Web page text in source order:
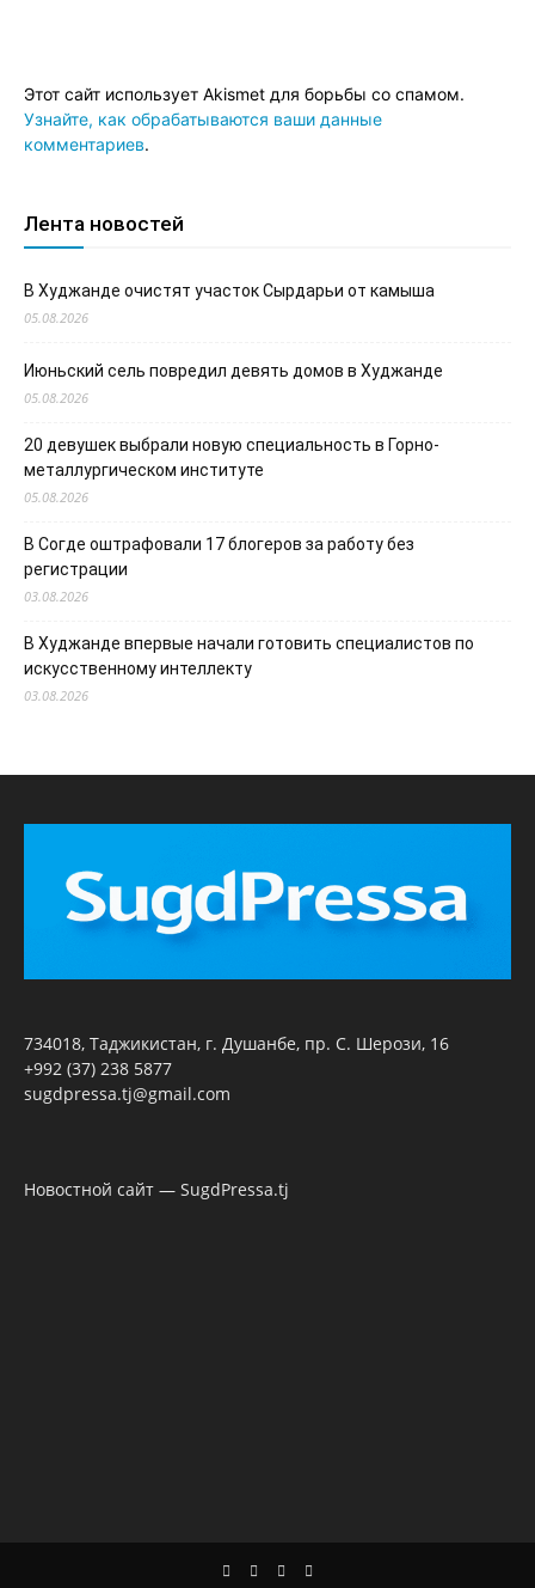
Этот сайт использует Akismet для борьбы со спамом.
Узнайте, как обрабатываются ваши данные
комментариев.
Лента новостей
В Худжанде очистят участок Сырдарьи от камыша
05.08.2026
Июньский сель повредил девять домов в Худжанде
05.08.2026
20 девушек выбрали новую специальность в Горно-
металлургическом институте
05.08.2026
В Согде оштрафовали 17 блогеров за работу без
регистрации
03.08.2026
В Худжанде впервые начали готовить специалистов по
искусственному интеллекту
03.08.2026
734018, Таджикистан, г. Душанбе, пр. С. Шерози, 16
+992 (37) 238 5877
sugdpressa.tj@gmail.com
Новостной сайт — SugdPressa.tj